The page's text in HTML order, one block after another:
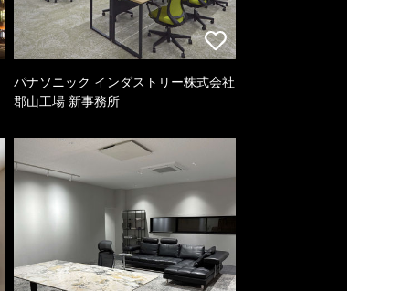
パナソニック インダストリー株式会社
郡山工場 新事務所